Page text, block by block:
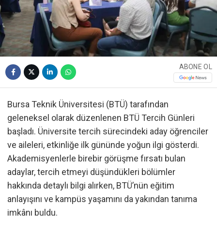
ABONE OL
Bursa Teknik Üniversitesi (BTÜ) tarafından
geleneksel olarak düzenlenen BTÜ Tercih Günleri
başladı. Üniversite tercih sürecindeki aday öğrenciler
ve aileleri, etkinliğe ilk gününde yoğun ilgi gösterdi.
Akademisyenlerle birebir görüşme fırsatı bulan
adaylar, tercih etmeyi düşündükleri bölümler
hakkında detaylı bilgi alırken, BTÜ’nün eğitim
anlayışını ve kampüs yaşamını da yakından tanıma
imkânı buldu.